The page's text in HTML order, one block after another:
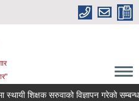
शिक्षक सरुवाको विज्ञापन गरेको सम्बन्धमा